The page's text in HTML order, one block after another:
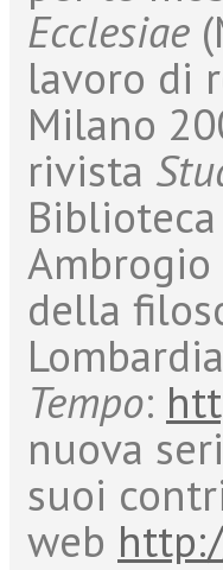
Ecclesiae
lavoro di
Milano
rivista
della
Tempo:
nuova
suoi
web